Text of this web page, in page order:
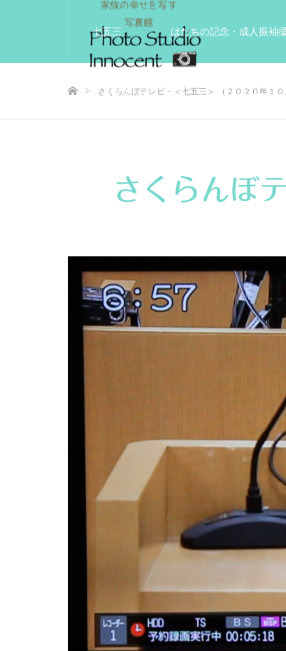
七五三 はたちの記念・成人振袖
入学入園記念 いきいきサードエ
ホーム
さくらんぼテレビ・＜七五三＞ （２０２０年１０
さくらんぼ